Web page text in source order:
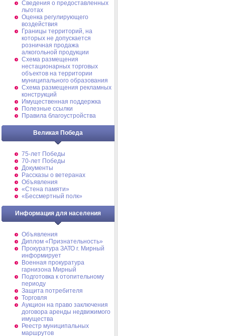
Сведения о предоставленных
льготах
Оценка регулирующего
воздействия
Границы территорий, на
которых не допускается
розничная продажа
алкогольной продукции
Схема размещения
нестационарных торговых
объектов на территории
муниципального образования
Схема размещения рекламных
конструкций
Имущественная поддержка
Полезные ссылки
Правила благоустройства
Великая Победа
75-лет Победы
70-лет Победы
Документы
Рассказы о ветеранах
Объявления
«Стена памяти»
«Бессмертный полк»
Информация для населения
Объявления
Диплом «Признательность»
Прокуратура ЗАТО г. Мирный
информирует
Военная прокуратура
гарнизона Мирный
Подготовка к отопительному
периоду
Защита потребителя
Торговля
Аукцион на право заключения
договора аренды недвижимого
имущества
Реестр муниципальных
маршрутов